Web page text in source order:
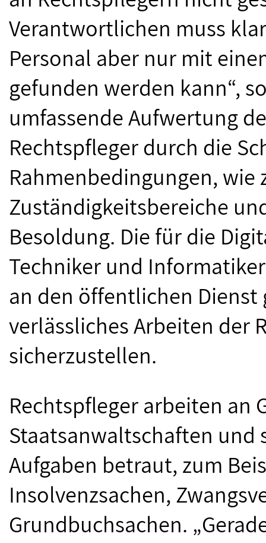
Verantwortlichen muss
Personal aber nur mit
gefunden werden kann“,
umfassende Aufwertung
Rechtspfleger durch die
Rahmenbedingungen, wie
Zuständigkeitsbereiche
Besoldung. Die für die
Techniker und
an den öffentlichen
verlässliches Arbeiten der
sicherzustellen.
Rechtspfleger arbeiten an
Staatsanwaltschaften
Aufgaben betraut, zum
Insolvenzsachen,
Grundbuchsachen.